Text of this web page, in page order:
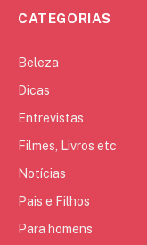
CATEGORIAS
Beleza
Dicas
Entrevistas
Filmes, Livros etc
Notícias
Pais e Filhos
Para homens